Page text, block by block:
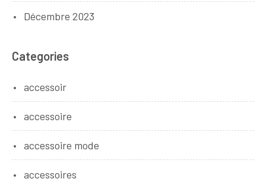
Décembre 2023
Categories
accessoir
accessoire
accessoire mode
accessoires